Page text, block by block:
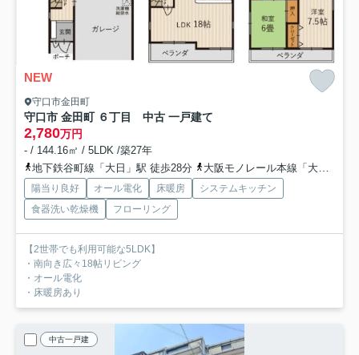
NEW
守口市金田町
守口市 金田町 ６丁目 中古 一戸建て
2,780万円
- / 144.16㎡ / 5LDK /築27年
地下鉄谷町線「大日」駅 徒歩28分
大阪モノレール本線「大日」駅 徒歩28分
陽当り良好 オール電化 床暖房
システムキッチン
食器洗い乾燥機
フローリング
【2世帯でも利用可能な5LDK】
・南向き広々18帖リビング
・オール電化
・床暖房あり
中古一戸建